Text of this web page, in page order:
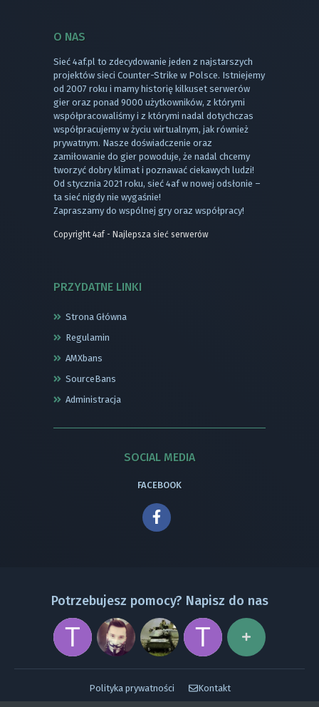
O NAS
Sieć 4af.pl to zdecydowanie jeden z najstarszych
projektów sieci Counter-Strike w Polsce. Istniejemy
od 2007 roku i mamy historię kilkuset serwerów
gier oraz ponad 9000 użytkowników, z którymi
współpracowaliśmy i z którymi nadal dotychczas
współpracujemy w życiu wirtualnym, jak również
prywatnym. Nasze doświadczenie oraz
zamiłowanie do gier powoduje, że nadal chcemy
tworzyć dobry klimat i poznawać ciekawych ludzi!
Od stycznia 2021 roku, sieć 4af w nowej odsłonie –
ta sieć nigdy nie wygaśnie!
Zapraszamy do wspólnej gry oraz współpracy!
Copyright 4af - Najlepsza sieć serwerów
PRZYDATNE LINKI
Strona Główna
Regulamin
AMXbans
SourceBans
Administracja
SOCIAL MEDIA
FACEBOOK
Potrzebujesz pomocy? Napisz do nas
Polityka prywatności
Kontakt